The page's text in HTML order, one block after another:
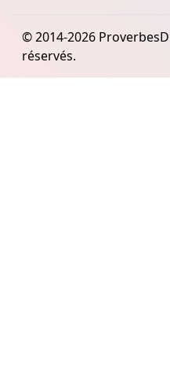
© 2014-2026
réservés.